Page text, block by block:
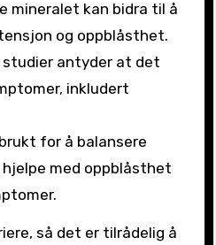
mineralet kan bidra til å
og oppblåsthet.
studier antyder at det
inkludert
for å balansere
med oppblåsthet
så det er tilrådelig å